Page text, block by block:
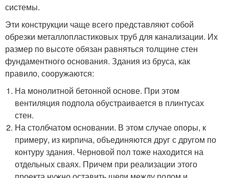
системы.
Эти конструкции чаще всего представляют собой
обрезки металлопластиковых труб для канализации. Их
размер по высоте обязан равняться толщине стен
фундаментного основания. Здания из бруса, как
правило, сооружаются:
На монолитной бетонной основе. При этом
вентиляция подпола обустраивается в плинтусах
стен.
На столбчатом основании. В этом случае опоры, к
примеру, из кирпича, объединяются друг с другом по
контуру здания. Черновой пол тоже находится на
отдельных сваях. Причем при реализации этого